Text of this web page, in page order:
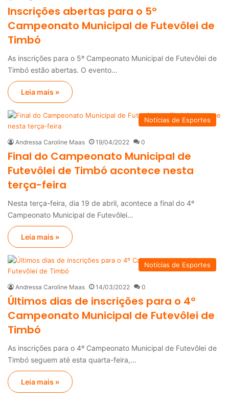
Inscrições abertas para o 5º
Campeonato Municipal de Futevôlei de
Timbó
As inscrições para o 5º Campeonato Municipal de Futevôlei de
Timbó estão abertas. O evento…
Leia mais »
Notícias de Esportes
Andressa Caroline Maas 19/04/2022 0
Final do Campeonato Municipal de
Futevôlei de Timbó acontece nesta
terça-feira
Nesta terça-feira, dia 19 de abril, acontece a final do 4º
Campeonato Municipal de Futevôlei…
Leia mais »
Notícias de Esportes
Andressa Caroline Maas 14/03/2022 0
Últimos dias de inscrições para o 4º
Campeonato Municipal de Futevôlei de
Timbó
As inscrições para o 4º Campeonato Municipal de Futevôlei de
Timbó seguem até esta quarta-feira,…
Leia mais »